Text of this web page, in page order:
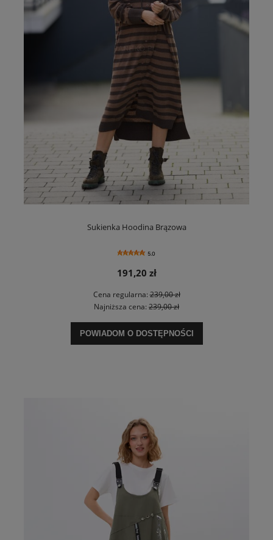
Sukienka Hoodina Brązowa
5.0
191,20 zł
Cena regularna:239,00 zł
Najniższa cena: 239,00 zł
POWIADOM O DOSTĘPNOŚCI